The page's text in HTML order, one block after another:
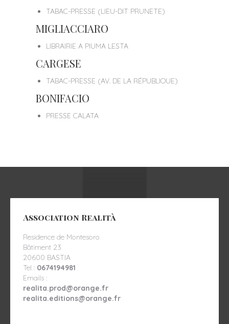
TABAC-PRESSE (LIEU-DIT PRUNETE)
MIGLIACCIARO
LIBRAIRIE A PIUMA LESTA
CARGESE
TABAC-PRESSE (AV. DE LA RÉPUBLIOUE)
BONIFACIO
PRESSE CALATA
Association Realità
Residence de Montesoro
Bâtiment 23
20600 BASTIA
Tel : 0674194981
Emails :
realita.prod@orange.fr
realita.editions@orange.fr